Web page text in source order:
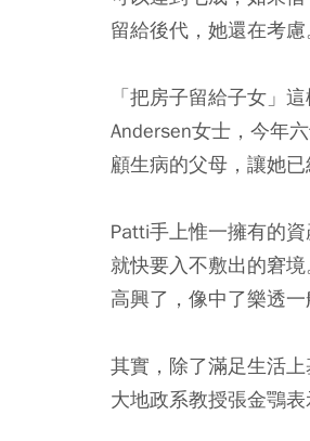
留給後代，她還在考慮
「把房子留給子女」
Andersen女士，今年
顧生病的父母，讓她
Patti手上惟一擁有的
就快要入不敷出的窘
高興了，像中了樂透一
其實，除了滿足生活
大地政系教授張金鶚